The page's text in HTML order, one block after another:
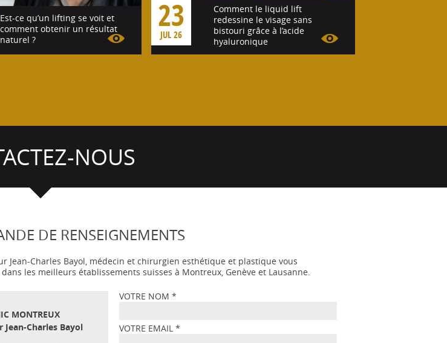
Est-ce qu’un lifting se voit et
comment obtenir un résultat
naturel ?
23
JUL 26
Comment le liquid lift
redessine le visage sans
bistouri grâce à l’acide
hyaluronique
NOUS
DE RENSEIGNEMENTS
Jean-Charles Bayol, médecin et chirurgien esthétique et plastique vous
les meilleurs établissements suisses à Montreux, Genève et Lausanne.
MONTREUX
Jean-Charles Bayol
VOTRE NOM *
VOTRE EMAIL *